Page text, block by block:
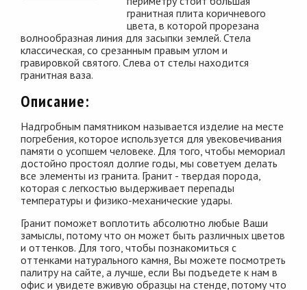
гранитная плита коричневого
цвета, в которой прорезана
волнообразная линия для засыпки землей. Стела
классическая, со срезанным правым углом и
гравировкой святого. Слева от стелы находится
гранитная ваза.
Описание:
Надгробным памятником называется изделие на месте
погребения, которое используется для увековечивания
памяти о усопшем человеке. Для того, чтобы мемориал
достойно простоял долгие годы, мы советуем делать
все элементы из гранита. Гранит - твердая порода,
которая с легкостью выдерживает перепады
температуры и физико-механические удары.
Гранит поможет воплотить абсолютно любые Ваши
замыслы, потому что он может быть различных цветов
и оттенков. Для того, чтобы познакомиться с
оттенками натурального камня, Вы можете посмотреть
палитру на сайте, а лучше, если Вы подъедете к нам в
офис и увидете вживую образцы на стенде, потому что